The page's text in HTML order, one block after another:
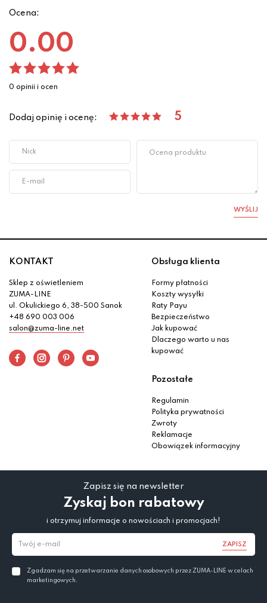
Ocena:
0.00
0 opinii i ocen
Dodaj opinię i ocenę: 5
WYŚLIJ
KONTAKT
Sklep z oświetleniem
ZUMA-LINE
ul. Okulickiego 6, 38-500 Sanok
+48 690 003 006
salon@zuma-line.net
Obsługa klienta
Formy płatności
Koszty wysyłki
Raty Payu
Bezpieczeństwo
Jak kupować
Dlaczego warto u nas
kupować
Pozostałe
Regulamin
Polityka prywatności
Zwroty
Reklamacje
Obowiązek informacyjny
Zapisz się na newsletter
Zyskaj bon rabatowy
i otrzymuj informacje o nowościach i promocjach!
ZAPISZ
Zgadzam się na przetwarzanie danych osobowych przez ZUMA-LINE w celach
marketingowych.